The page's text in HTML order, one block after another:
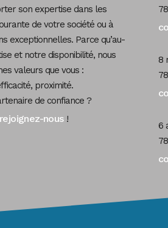
son expertise dans les
de votre société ou à
exceptionnelles. Parce qu’au-
et notre disponibilité, nous
valeurs que vous :
proximité.
de confiance ?
rejoignez-nous!
8
6